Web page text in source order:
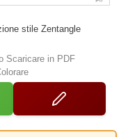
stile Zentangle
Scaricare in PDF